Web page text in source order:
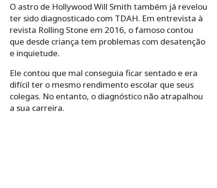
O astro de Hollywood Will Smith também já revelou
ter sido diagnosticado com TDAH. Em entrevista à
revista Rolling Stone em 2016, o famoso contou
que desde criança tem problemas com desatenção
e inquietude.
Ele contou que mal conseguia ficar sentado e era
difícil ter o mesmo rendimento escolar que seus
colegas. No entanto, o diagnóstico não atrapalhou
a sua carreira.